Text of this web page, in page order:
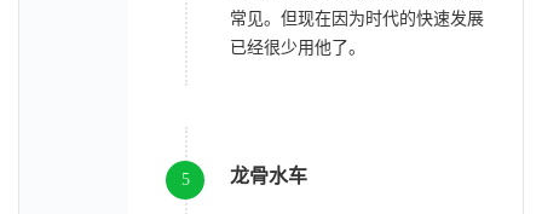
常见。但现在因为时代的快速发展
已经很少用他了。
5 龙骨水车